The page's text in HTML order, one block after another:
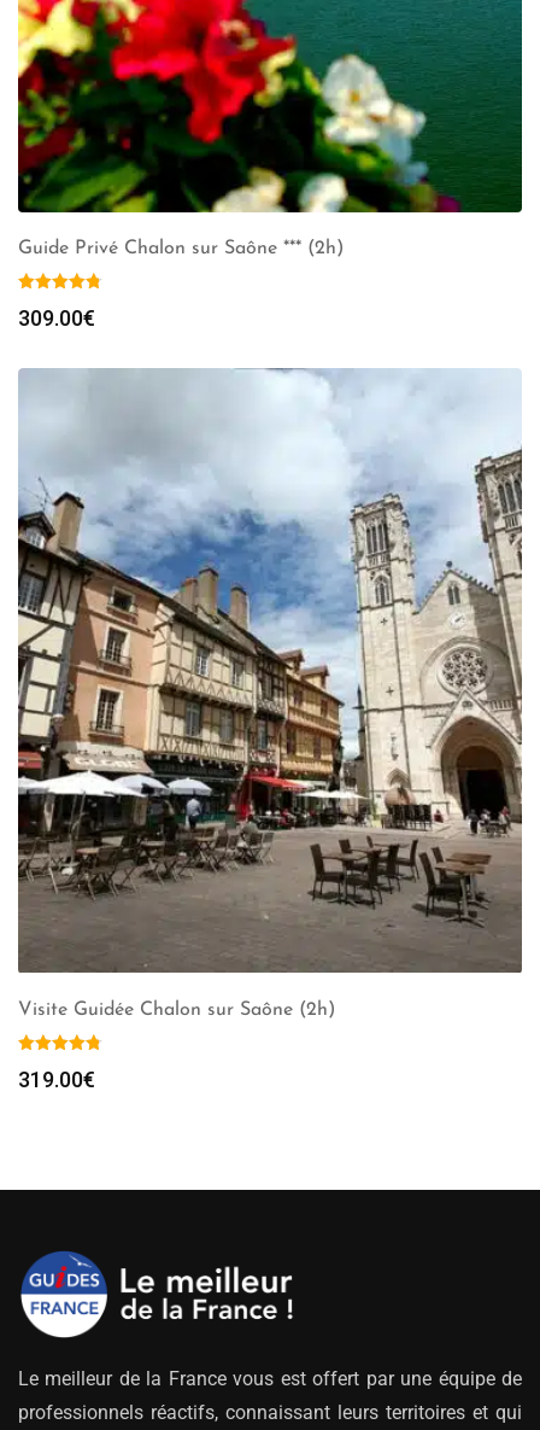
Guide Privé Chalon sur Saône *** (2h)
309.00€
Visite Guidée Chalon sur Saône (2h)
319.00€
Le meilleur de la France vous est offert par une équipe de
professionnels réactifs, connaissant leurs territoires et qui